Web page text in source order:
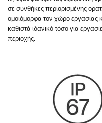
σε συνθήκες περιορισμένης
ομοιόμορφα τον χώρο εργασίας
καθιστά ιδανικό τόσο για
περιοχής.